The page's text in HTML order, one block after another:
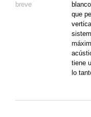
breve
que
tiene
lo